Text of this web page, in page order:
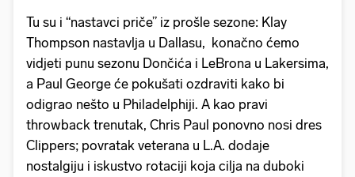
Tu su i “nastavci priče” iz prošle sezone: Klay
Thompson nastavlja u Dallasu, konačno ćemo
vidjeti punu sezonu Dončića i LeBrona u Lakersima,
a Paul George će pokušati ozdraviti kako bi
odigrao nešto u Philadelphiji. A kao pravi
throwback trenutak, Chris Paul ponovno nosi dres
Clippers; povratak veterana u L.A. dodaje
nostalgiju i iskustvo rotaciji koja cilja na duboki